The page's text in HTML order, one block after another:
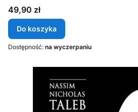
Cena
49,90 zł
Do koszyka
Dostępność: na wyczerpaniu